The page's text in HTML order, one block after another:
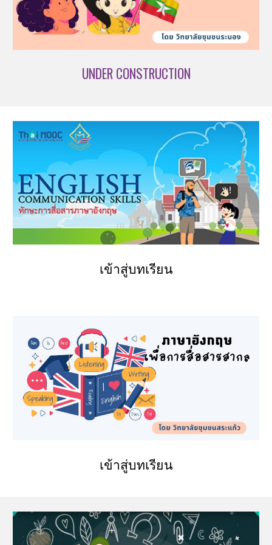
UNDER CONSTRUCTION
เข้าสู่บทเรียน
เข้าสู่บทเรียน